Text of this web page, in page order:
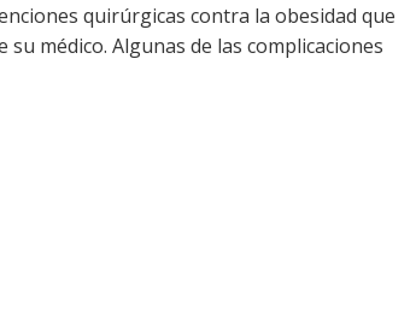
quirúrgicas contra la obesidad que
médico. Algunas de las complicaciones